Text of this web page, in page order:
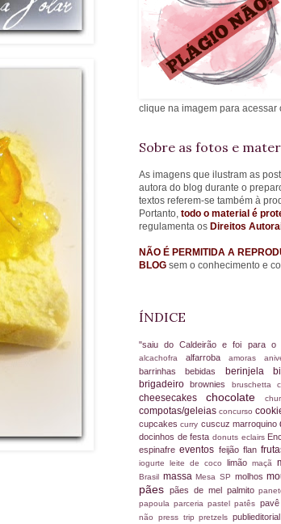
clique na imagem para acessar
Sobre as fotos e
As imagens que ilustram as
autora do blog durante o
textos referem-se também à
Portanto, todo o material é
regulamenta os Direitos
NÃO É PERMITIDA A
BLOG sem o conhecimento e
ÍNDICE
"saiu do Caldeirão e foi para o
alcachofra alfarroba amoras
barrinhasbebidas berinjela
brigadeirobrownies bruschetta
cheesecakeschocolate
compotas/geleias concurso
cupcakescurry cuscuz marroquino
docinhos de festa donuts eclairs
espinafreeventos feijãoflan
iogurte leite de coco limão maçã
Brasil massaMesa SP molhos
pães pães de mel palmito
papoulaparceriapastelpatês pavê
não press trippretzels publieditorial